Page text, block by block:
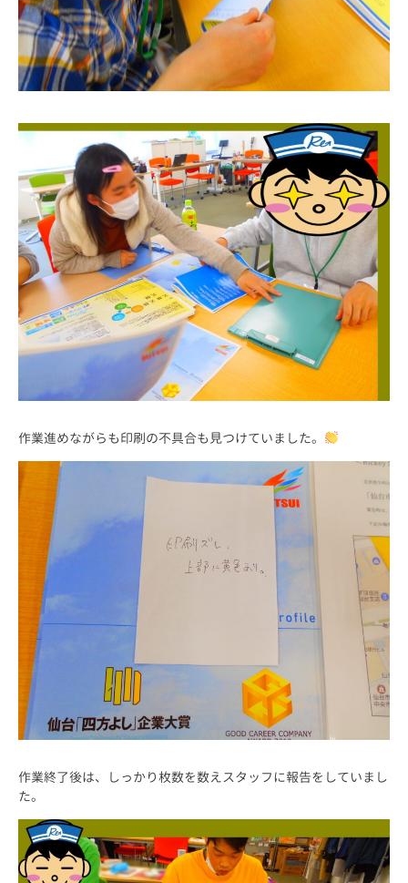
作業進めながらも印刷の不具合も見つけていました。
作業終了後は、しっかり枚数を数えスタッフに報告をしていまし
た。